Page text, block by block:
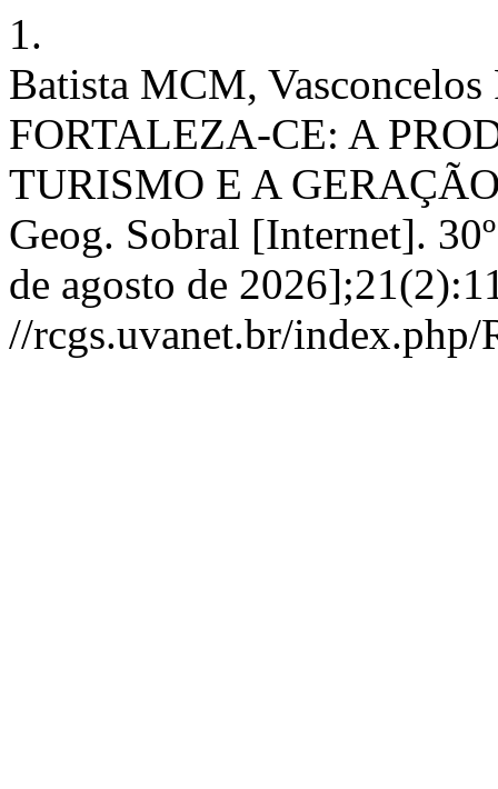
1.
Batista MCM,
FORTALEZA-CE: A
TURISMO E A
Geog. Sobral [Internet].
de agosto de
//rcgs.uvanet.br/